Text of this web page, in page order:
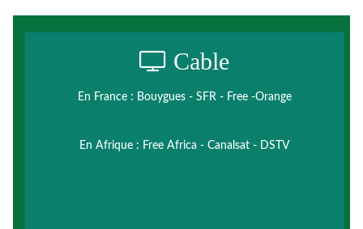
Cable
En France : Bouygues - SFR - Free -Orange
En Afrique : Free Africa - Canalsat - DSTV